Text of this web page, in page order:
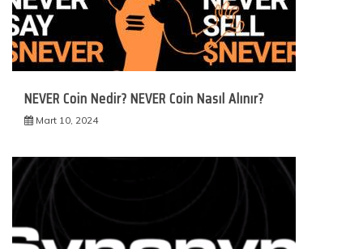
NEVER Coin Nedir? NEVER Coin Nasıl Alınır?
Mart 10, 2024